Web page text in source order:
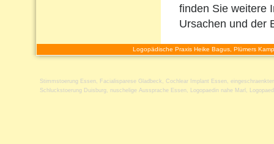
finden Sie weitere
Ursachen und der
Logopädische Praxis Heike Bagus, Plümers
Stimmstoerung Essen , Facialisparese Gladbeck , Cochlear Implant Essen ,
Schluckstoerung Duisburg , nuschelige Aussprache Essen , Logopaedin nahe Marl ,